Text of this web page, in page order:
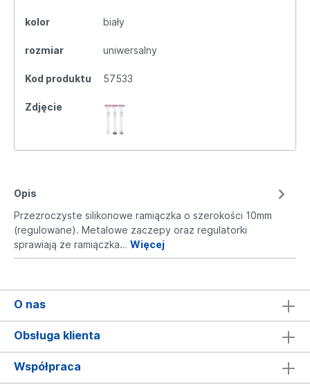
kolor biały
rozmiar uniwersalny
Kod produktu 57533
Zdjęcie
Opis
Przezroczyste silikonowe ramiączka o szerokości 10mm
(regulowane). Metalowe zaczepy oraz regulatorki
sprawiają że ramiączka… Więcej
O nas
Obsługa klienta
Współpraca